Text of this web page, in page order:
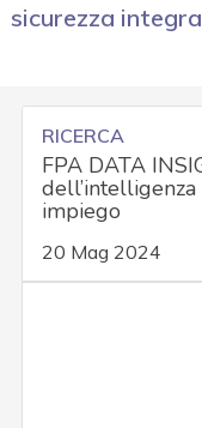
sicurezza
RICERCA
FPA DATA
impiego
20 Mag 2024